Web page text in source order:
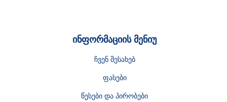
ინფორმაციის მენიუ
ჩვენ შესახებ
ფასები
წესები და პირობები